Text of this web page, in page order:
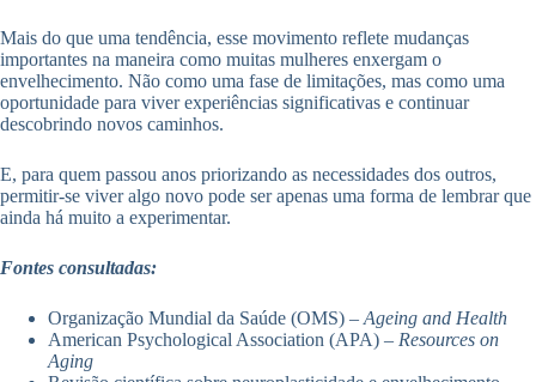
Mais do que uma tendência, esse movimento reflete mudanças
importantes na maneira como muitas mulheres enxergam o
envelhecimento. Não como uma fase de limitações, mas como uma
oportunidade para viver experiências significativas e continuar
descobrindo novos caminhos.
E, para quem passou anos priorizando as necessidades dos outros,
permitir-se viver algo novo pode ser apenas uma forma de lembrar que
ainda há muito a experimentar.
Fontes consultadas:
Organização Mundial da Saúde (OMS) – Ageing and Health
American Psychological Association (APA) – Resources on
Aging